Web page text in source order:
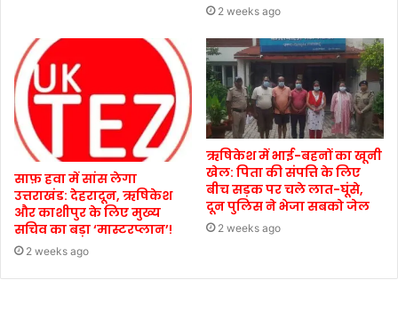
2 weeks ago
साफ़ हवा में सांस लेगा
उत्तराखंड: देहरादून, ऋषिकेश
और काशीपुर के लिए मुख्य
सचिव का बड़ा ‘मास्टरप्लान’!
2 weeks ago
ऋषिकेश में भाई-बहनों का खूनी
खेल: पिता की संपत्ति के लिए
बीच सड़क पर चले लात-घूंसे,
दून पुलिस ने भेजा सबको जेल
2 weeks ago